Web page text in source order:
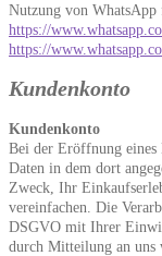
Nutzung von WhatsApp
https://
https://
Kundenkonto
Kundenkonto
Bei der Eröffnung eines
Daten in dem dort
Zweck, Ihr
vereinfachen. Die
DSGVO mit Ihrer
durch Mitteilung an uns